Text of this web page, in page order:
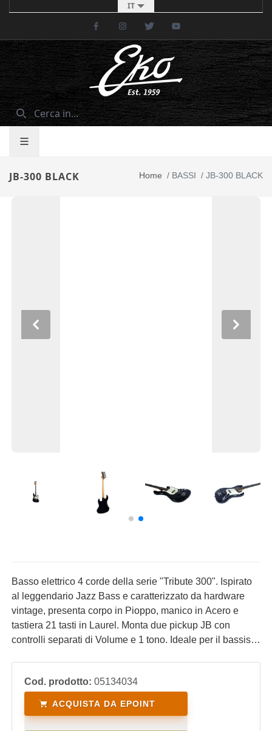
IT
FacebookInstagramTwitter
JB-300 BLACK Home / BASSI / JB-300 BLACK
Previous Next
Basso elettrico 4 corde della serie "Tribute 300". Ispirato
al leggendario Jazz Bass e caratterizzato da hardware
vintage, presenta corpo in Pioppo, manico in Acero e
tastiera 21 tasti in Laurel. Monta due pickup JB con
controlli separati di Volume e 1 tono. Ideale per il bassista
Cod. prodotto: 05134034
ACQUISTA DA EPOINT